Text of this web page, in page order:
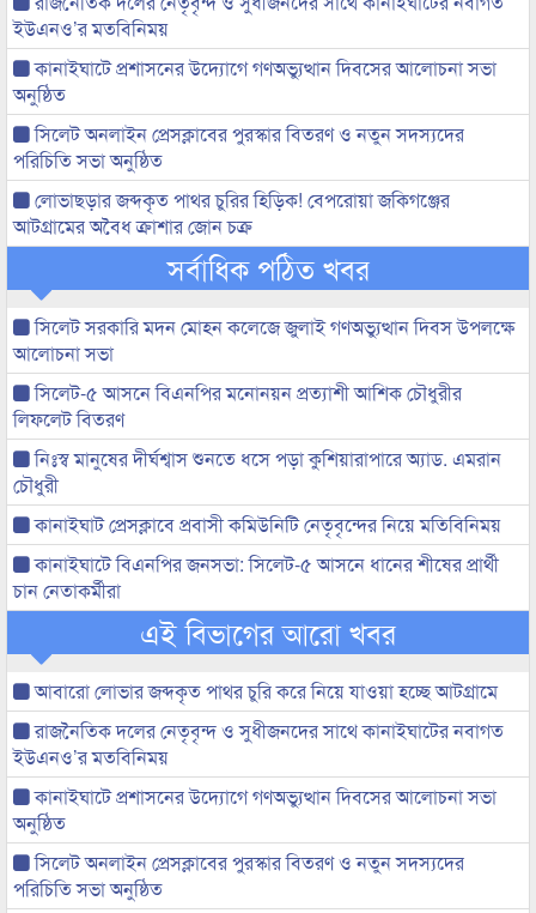
ইউএনও’র মতবিনিময়
কানাইঘাটে প্রশাসনের উদ্যোগে গণঅভ্যুত্থান দিবসের আলোচনা সভা
অনুষ্ঠিত
সিলেট অনলাইন প্রেসক্লাবের পুরস্কার বিতরণ ও নতুন সদস্যদের
পরিচিতি সভা অনুষ্ঠিত
লোভাছড়ার জব্দকৃত পাথর চুরির হিড়িক! বেপরোয়া জকিগঞ্জের
আটগ্রামের অবৈধ ক্রাশার জোন চক্র
সর্বাধিক পঠিত খবর
সিলেট সরকারি মদন মোহন কলেজে জুলাই গণঅভ্যুত্থান দিবস উপলক্ষে
আলোচনা সভা
সিলেট-৫ আসনে বিএনপির মনোনয়ন প্রত্যাশী আশিক চৌধুরীর
লিফলেট বিতরণ
নিঃস্ব মানুষের দীর্ঘশ্বাস শুনতে ধসে পড়া কুশিয়ারাপারে অ্যাড. এমরান
চৌধুরী
কানাইঘাট প্রেসক্লাবে প্রবাসী কমিউনিটি নেতৃবৃন্দের নিয়ে মতিবিনিময়
কানাইঘাটে বিএনপির জনসভা: সিলেট-৫ আসনে ধানের শীষের প্রার্থী
চান নেতাকর্মীরা
এই বিভাগের আরো খবর
আবারো লোভার জব্দকৃত পাথর চুরি করে নিয়ে যাওয়া হচ্ছে আটগ্রামে
রাজনৈতিক দলের নেতৃবৃন্দ ও সুধীজনদের সাথে কানাইঘাটের নবাগত
ইউএনও’র মতবিনিময়
কানাইঘাটে প্রশাসনের উদ্যোগে গণঅভ্যুত্থান দিবসের আলোচনা সভা
অনুষ্ঠিত
সিলেট অনলাইন প্রেসক্লাবের পুরস্কার বিতরণ ও নতুন সদস্যদের
পরিচিতি সভা অনুষ্ঠিত